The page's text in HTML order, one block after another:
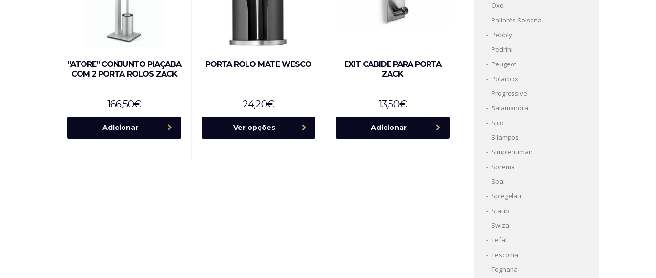
“ATORE” CONJUNTO PIAÇABA
COM 2 PORTA ROLOS ZACK
166,50€
Adicionar
PORTA ROLO MATE WESCO
24,20€
Ver opções
EXIT CABIDE PARA PORTA
ZACK
13,50€
Adicionar
Oxo
Pallarès Solsona
Pebbly
Pedrini
Peugeot
Polarbox
Progressive
Salamandra
Sico
Silampos
Simplehuman
Sorema
Spal
Spiegelau
Staub
Swiza
Tefal
Tescoma
Tognana